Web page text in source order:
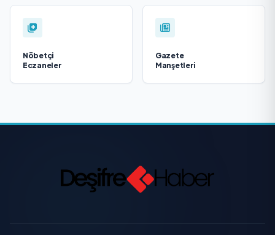
Nöbetçi
Eczaneler
Gazete
Manşetleri